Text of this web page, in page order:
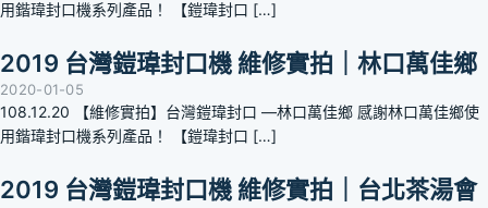
用鍇瑋封口機系列產品！ 【鎧瑋封口 […]
2019 台灣鎧瑋封口機 維修實拍｜林口萬佳鄉
2020-01-05
108.12.20 【維修實拍】台灣鎧瑋封口 —林口萬佳鄉 感謝林口萬佳鄉使
用鍇瑋封口機系列產品！ 【鎧瑋封口 […]
2019 台灣鎧瑋封口機 維修實拍｜台北茶湯會